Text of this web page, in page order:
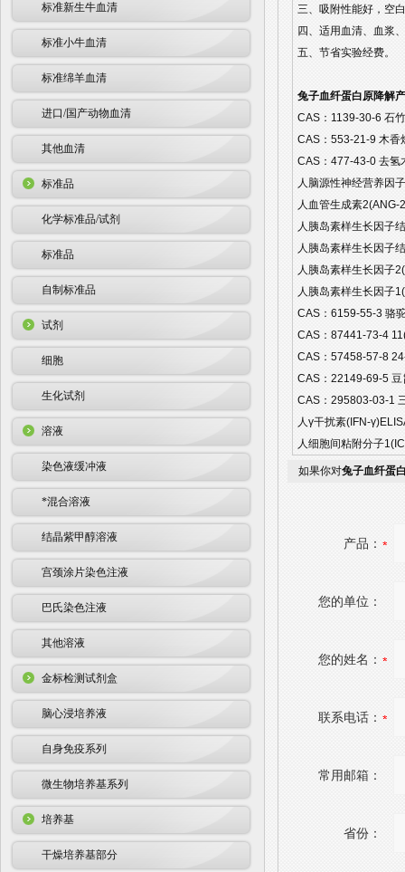
标准新生牛血清
标准小牛血清
标准绵羊血清
进口/国产动物血清
其他血清
标准品
化学标准品/试剂
标准品
自制标准品
试剂
细胞
生化试剂
溶液
染色液缓冲液
*混合溶液
结晶紫甲醇溶液
宫颈涂片染色注液
巴氏染色注液
其他溶液
金标检测试剂盒
脑心浸培养液
自身免疫系列
微生物培养基系列
培养基
干燥培养基部分
三、吸附性能好，空
四、适用血清、血浆
五、节省实验经费。
兔子血纤蛋白原降解
CAS：1139-30-6 石
CAS：553-21-9 木香
CAS：477-43-0 去氢
人脑源性神经营养因
人血管生成素2(ANG-
人胰岛素样生长因子
人胰岛素样生长因子
人胰岛素样生长因子
人胰岛素样生长因子
CAS：6159-55-3 骆
CAS：87441-73-4
CAS：57458-57-8
CAS：22149-69-5
CAS：295803-03-1
人γ干扰素(IFN-
人细胞间粘附分子
如果你对兔子血纤蛋
产品：
您的单位：
您的姓名：
联系电话：
常用邮箱：
省份：